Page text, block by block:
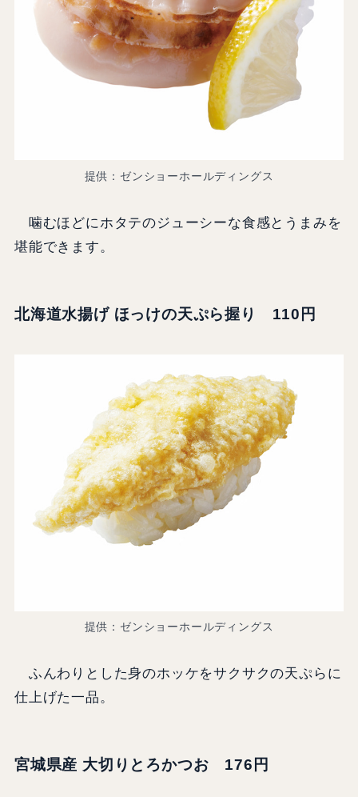
提供：ゼンショーホールディングス
噛むほどにホタテのジューシーな食感とうまみを
堪能できます。
北海道水揚げ ほっけの天ぷら握り 110円
提供：ゼンショーホールディングス
ふんわりとした身のホッケをサクサクの天ぷらに
仕上げた一品。
宮城県産 大切りとろかつお 176円